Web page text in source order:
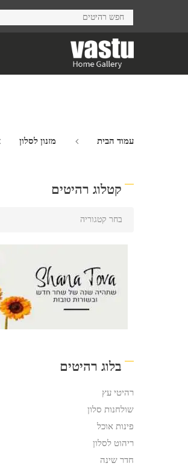
עמוד הבית מזנון לסלון
קטלוג רהיטים
בלוג רהיטים
רהיטי עץ
שולחנות סלון
פינות אוכל
ריהוט לסלון
חדר שינה